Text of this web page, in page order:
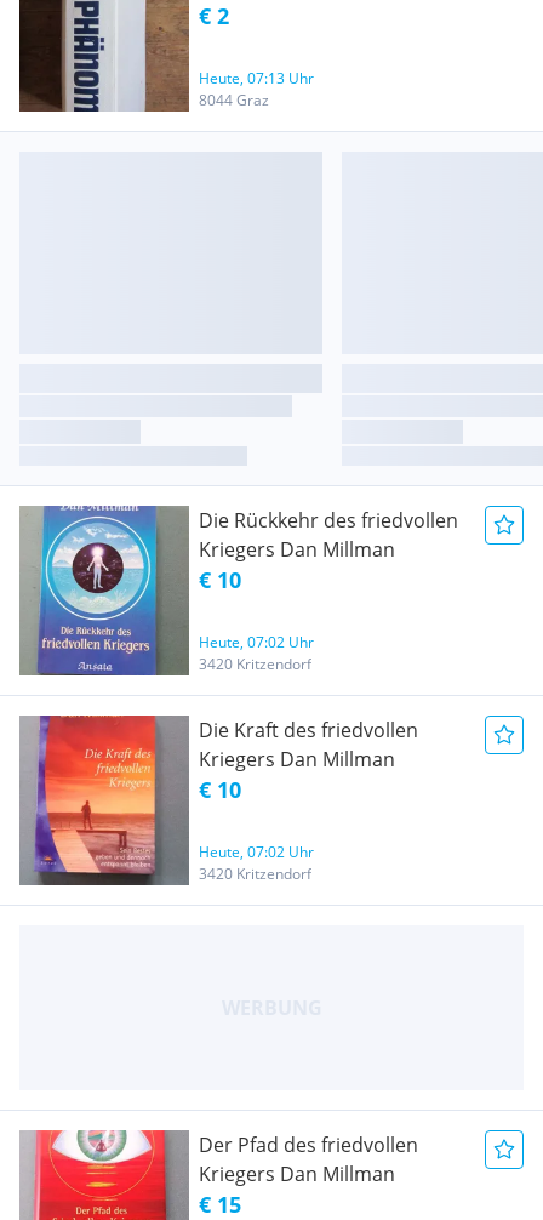
€ 2
Heute, 07:13 Uhr
8044 Graz
Die Rückkehr des friedvollen
Kriegers Dan Millman
€ 10
Heute, 07:02 Uhr
3420 Kritzendorf
Die Kraft des friedvollen
Kriegers Dan Millman
€ 10
Heute, 07:02 Uhr
3420 Kritzendorf
Der Pfad des friedvollen
Kriegers Dan Millman
€ 15